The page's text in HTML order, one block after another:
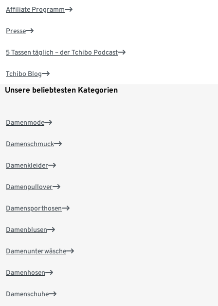
Affiliate Programm
Presse
5 Tassen täglich – der Tchibo Podcast
Tchibo Blog
Unsere beliebtesten Kategorien
Damenmode
Damenschmuck
Damenkleider
Damenpullover
Damensporthosen
Damenblusen
Damenunterwäsche
Damenhosen
Damenschuhe